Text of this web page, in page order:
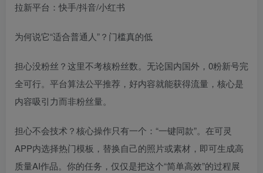
拉新平台：快手/抖音/小红书
为何说它“适合普通人”？门槛真的低
担心没粉丝？这里不考核粉丝数。无论国内国外，0粉新号完
全可行。平台算法公平推荐，好内容就能获得流量，核心是
内容吸引力而非粉丝量。
担心不会技术？核心操作只有一个：“一键同款”。在可灵
APP内选择热门模板，替换自己的照片或素材，即可生成高
质量AI作品。你的任务，仅仅是把这个“简单高效”的过程展